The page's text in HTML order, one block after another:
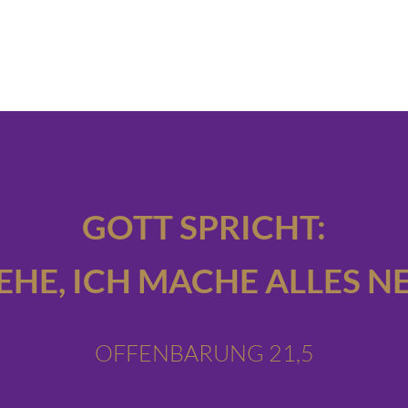
GOTT SPRICHT:
ICH MACHE ALLES
OFFENBARUNG 21,5